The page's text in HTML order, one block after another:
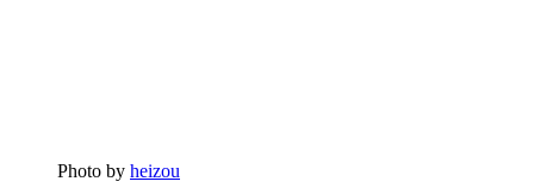
Photo by heizou